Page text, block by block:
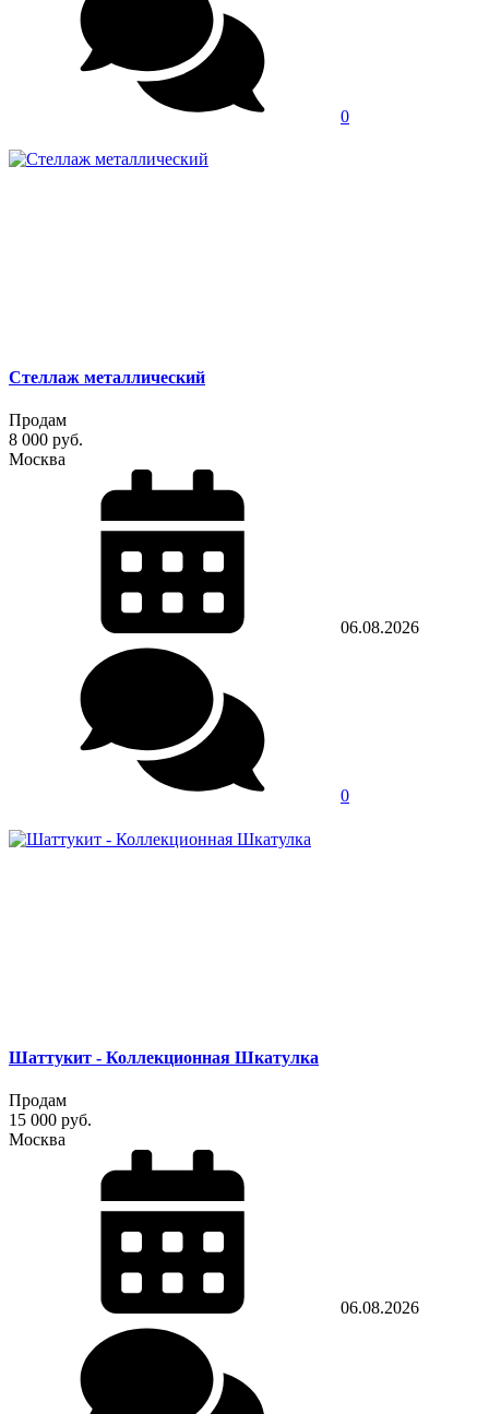
0
Стеллаж металлический
Продам
8 000 руб.
Москва
06.08.2026
0
Шаттукит - Коллекционная Шкатулка
Продам
15 000 руб.
Москва
06.08.2026